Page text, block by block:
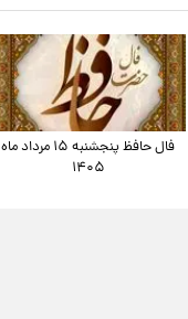
فال حافظ پنجشنبه ۱۵ مرداد ماه
۱۴۰۵